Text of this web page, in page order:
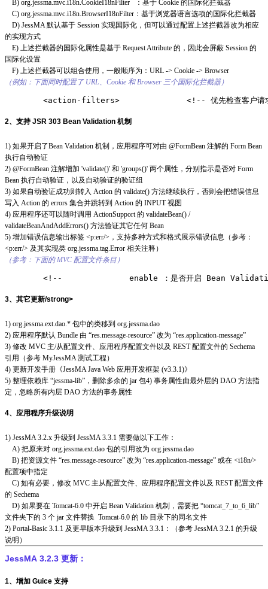
B) org.jessma.mvc.i18n.CookieI18nFilter ：基于 Cookie 的国际化拦截器
C) org.jessma.mvc.i18n.BrowserI18nFilter：基于浏览器语言选项的国际化拦截器
D) JessMA 默认基于 Session 实现国际化，但可以通过配置上述拦截器改为相应
的实现方式
E) 上述拦截器的国际化属性是基于 Request Attribute 的，因此会屏蔽 Session 的
国际化设置
F) 上述拦截器可以组合使用，一般顺序为：URL -> Cookie -> Browser
（例如：下面同时配置了 URL、Cookie 和 Browser 三个国际化拦截器）
<action-filters>              <!-- 优先检查客户
2、支持 JSR 303 Bean Validation 机制
1) 如果开启了Bean Validation 机制，应用程序可对由 @FormBean 注解的 Form Bean
执行自动验证
2) @FormBean 注解增加 'validate()' 和 'groups()' 两个属性，分别指示是否对 Form
Bean 执行自动验证，以及自动验证的验证组
3) 如果自动验证成功则转入 Action 的 validate() 方法继续执行，否则会把错误信息
写入 Action 的 errors 集合并跳转到 Action 的 INPUT 视图
4) 应用程序还可以随时调用 ActionSupport 的 validateBean() /
validateBeanAndAddErrors() 方法验证其它任何 Bean
5) 增加错误信息输出标签 <p:err/>，支持多种方式和格式展示错误信息（参考：
<p:err/> 及其实现类 org.jessma.tag.Error 相关注释）
（参考：下面的 MVC 配置文件条目）
<!--              enable ：是否开启 Bean
3、其它更新/strong>
1) org.jessma.ext.dao.* 包中的类移到 org.jessma.dao
2) 应用程序默认 Bundle 由 “res.message-resource” 改为 “res.application-message”
3) 修改 MVC 主/从配置文件、应用程序配置文件以及 REST 配置文件的 Sechema
引用（参考 MyJessMA 测试工程）
4) 更新开发手册《JessMA Java Web 应用开发框架 (v3.3.1)》
5) 整理依赖库 “jessma-lib”，删除多余的 jar 包4) 事务属性由最外层的 DAO 方法指
定，忽略所有内层 DAO 方法的事务属性
4、应用程序升级说明
1) JessMA 3.2.x 升级到 JessMA 3.3.1 需要做以下工作：
A) 把原来对 org.jessma.ext.dao 包的引用改为 org.jessma.dao
B) 把资源文件 “res.message-resource” 改为 “res.application-message” 或在 <i18n/>
配置项中指定
C) 如有必要，修改 MVC 主从配置文件、应用程序配置文件以及 REST 配置文件
的 Sechema
D) 如果要在 Tomcat-6.0 中开启 Bean Validation 机制，需要把 “tomcat_7_to_6_lib”
文件夹下的 3 个 jar 文件替换 Tomcat-6.0 的 lib 目录下的同名文件
2) Portal-Basic 3.1.1 及更早版本升级到 JessMA 3.3.1：（参考 JessMA 3.2.1 的升级
说明）
JessMA 3.2.3 更新：
1、增加 Guice 支持